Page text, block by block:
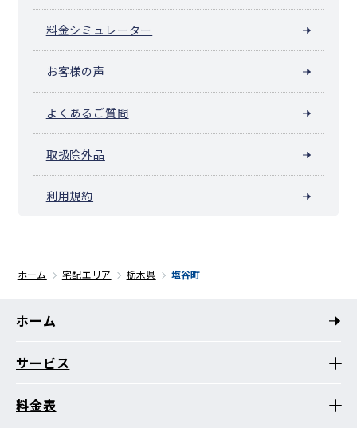
料金シミュレーター
お客様の声
よくあるご質問
取扱除外品
利用規約
ホーム 宅配エリア 栃木県 塩谷町
ホーム
サービス
料金表